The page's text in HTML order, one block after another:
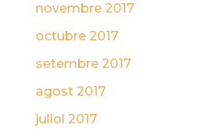
novembre 2017
octubre 2017
setembre 2017
agost 2017
juliol 2017